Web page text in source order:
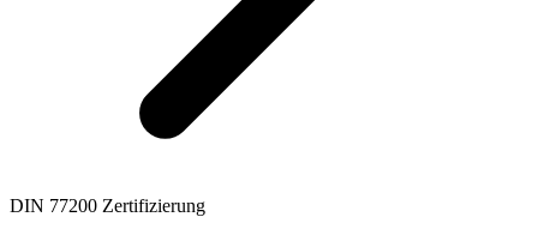
DIN 77200 Zertifizierung